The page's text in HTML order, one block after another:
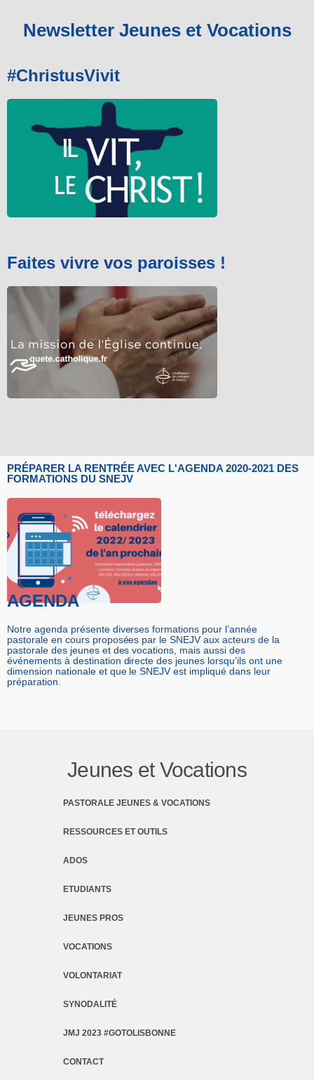
Newsletter Jeunes et Vocations
#ChristusVivit
Faites vivre vos paroisses !
PRÉPARER LA RENTRÉE AVEC L'AGENDA 2020-2021 DES
FORMATIONS DU SNEJV
AGENDA
Notre agenda présente diverses formations pour l’année
pastorale en cours proposées par le SNEJV aux acteurs de la
pastorale des jeunes et des vocations, mais aussi des
événements à destination directe des jeunes lorsqu’ils ont une
dimension nationale et que le SNEJV est impliqué dans leur
préparation.
Jeunes et Vocations
PASTORALE JEUNES & VOCATIONS
RESSOURCES ET OUTILS
ADOS
ETUDIANTS
JEUNES PROS
VOCATIONS
VOLONTARIAT
SYNODALITÉ
JMJ 2023 #GOTOLISBONNE
CONTACT